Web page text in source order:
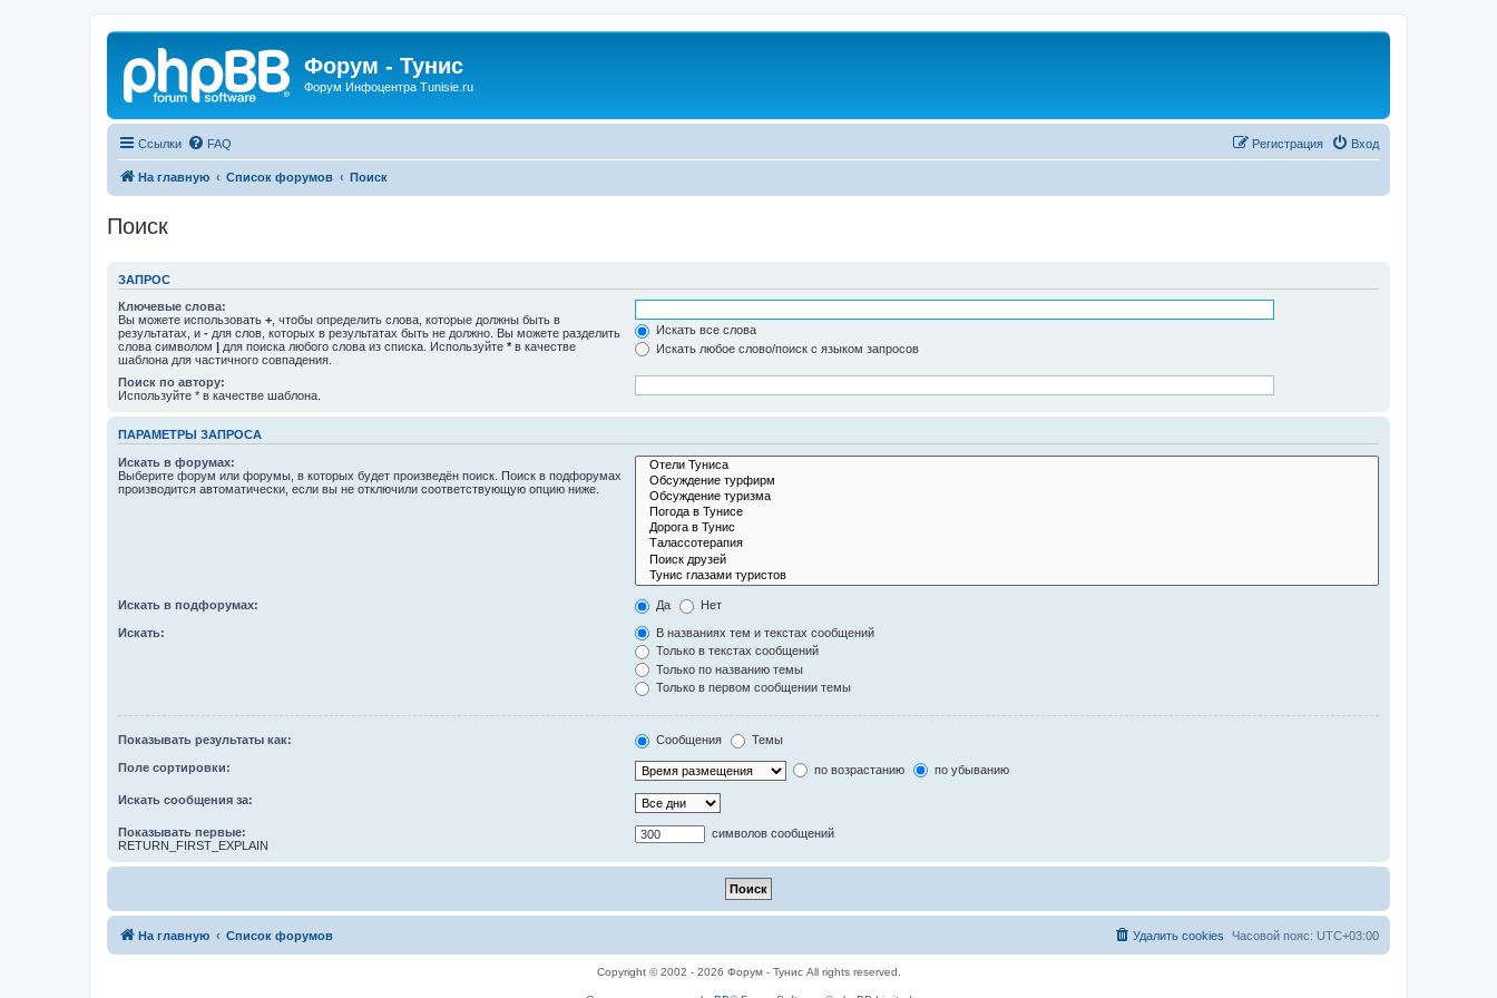
Форум - Тунис
Форум Инфоцентра Tunisie.ru
Ссылки FAQ Вход
Регистрация
На главную Список форумов Поиск
Поиск
ЗАПРОС
Ключевые слова:
Вы можете использовать + , чтобы определить слова, которые должны быть в
результатах, и - для слов, которых в результатах быть не должно. Вы можете разделить
слова символом | для поиска любого слова из списка. Используйте * в качестве
шаблона для частичного совпадения.
Искать все слова
Искать любое слово/поиск с языком запросов
Поиск по автору:
Используйте * в качестве шаблона.
ПАРАМЕТРЫ ЗАПРОСА
Искать в форумах:
Выберите форум или форумы, в которых будет произведён поиск. Поиск в подфорумах
производится автоматически, если вы не отключили соответствующую опцию ниже.
Искать в подфорумах: Да Нет
Искать:
В названиях тем и текстах сообщений
Только в текстах сообщений
Только по названию темы
Только в первом сообщении темы
Показывать результаты как: Сообщения Темы
Поле сортировки: по возрастанию по убыванию
Искать сообщения за:
Показывать первые:
RETURN_FIRST_EXPLAIN
символов сообщений
На главную Список форумов Часовой пояс: UTC+03:00
Удалить cookies
Copyright © 2002 - 2026 Форум - Тунис All rights reserved.